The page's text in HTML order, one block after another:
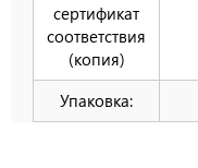
сертификат
соответствия
(копия)
Упаковка: